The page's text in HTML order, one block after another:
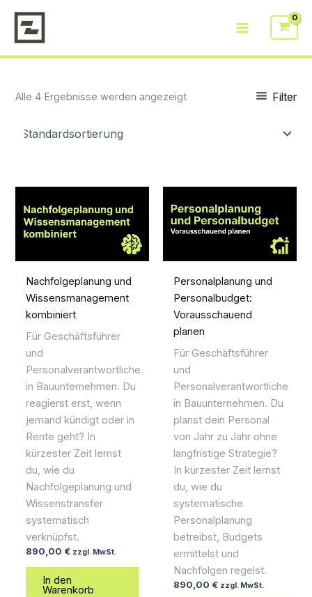
Inhalt
springen
Alle 4 Ergebnisse werden angezeigt Filter
Nachfolgeplanung und
Wissensmanagement
kombiniert
Für Geschäftsführer
und
Personalverantwortliche
in Bauunternehmen. Du
reagierst erst, wenn
jemand kündigt oder in
Rente geht? In
kürzester Zeit lernst
du, wie du
Nachfolgeplanung und
Wissenstransfer
systematisch
verknüpfst.
890,00 € zzgl. MwSt.
In den
Warenkorb
Personalplanung und
Personalbudget:
Vorausschauend
planen
Für Geschäftsführer
und
Personalverantwortliche
in Bauunternehmen. Du
planst dein Personal
von Jahr zu Jahr ohne
langfristige Strategie?
In kürzester Zeit lernst
du, wie du
systematische
Personalplanung
betreibst, Budgets
ermittelst und
Nachfolgen regelst.
890,00 € zzgl. MwSt.